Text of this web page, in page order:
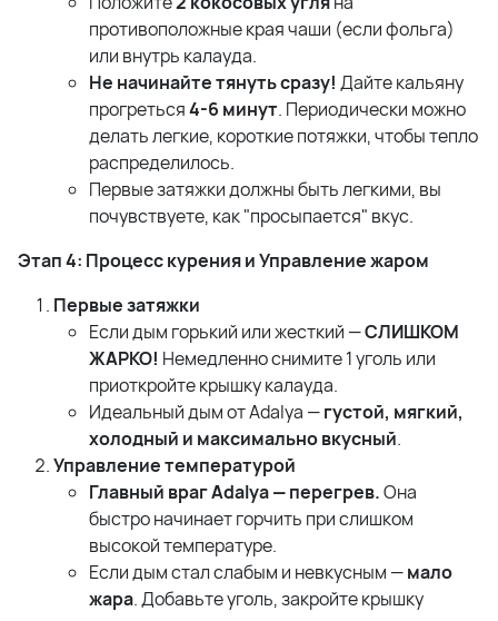
противоположные края чаши (если фольга)
или внутрь калауда.
Не начинайте тянуть сразу! Дайте кальяну
прогреться4-6 минут. Периодически можно
делать легкие, короткие потяжки, чтобы тепло
распределилось.
Первые затяжки должны быть легкими, вы
почувствуете, как "просыпается" вкус.
Этап 4: Процесс курения и Управление жаром
Первые затяжки
Если дым горький или жесткий —СЛИШКОМ
ЖАРКО! Немедленно снимите 1 уголь или
приоткройте крышку калауда.
Идеальный дым от Adalya —густой, мягкий,
холодный и максимально вкусный.
Управление температурой
Главный враг Adalya — перегрев.Она
быстро начинает горчить при слишком
высокой температуре.
Если дым стал слабым и невкусным —мало
жара. Добавьте уголь, закройте крышку